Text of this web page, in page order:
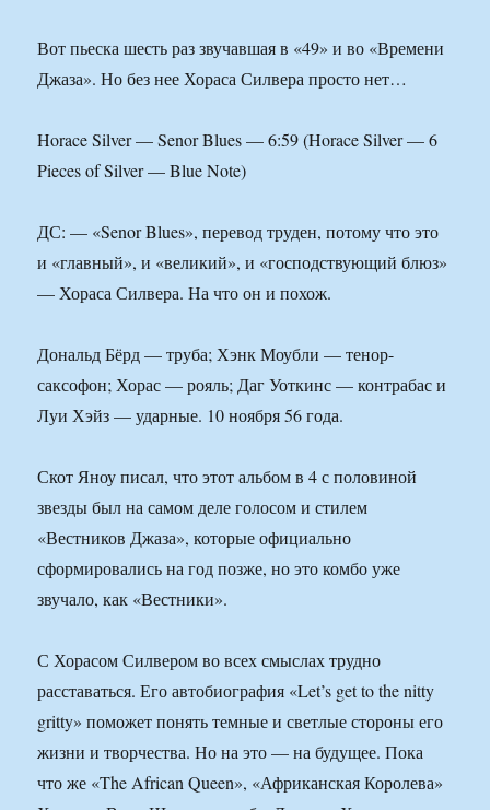
Вот пьеска шесть раз звучавшая в «49» и во «Времени
Джаза». Но без нее Хораса Силвера просто нет…
Horace Silver — Senor Blues — 6:59 (Horace Silver — 6
Pieces of Silver — Blue Note)
ДС: — «Senor Blues», перевод труден, потому что это
и «главный», и «великий», и «господствующий блюз»
— Хораса Силвера. На что он и похож.
Дональд Бёрд — труба; Хэнк Моубли — тенор-
саксофон; Хорас — рояль; Даг Уоткинс — контрабас и
Луи Хэйз — ударные. 10 ноября 56 года.
Скот Яноу писал, что этот альбом в 4 с половиной
звезды был на самом деле голосом и стилем
«Вестников Джаза», которые официально
сформировались на год позже, но это комбо уже
звучало, как «Вестники».
С Хорасом Силвером во всех смыслах трудно
расставаться. Его автобиография «Let’s get to the nitty
gritty» поможет понять темные и светлые стороны его
жизни и творчества. Но на это — на будущее. Пока
что же «The African Queen», «Африканская Королева»